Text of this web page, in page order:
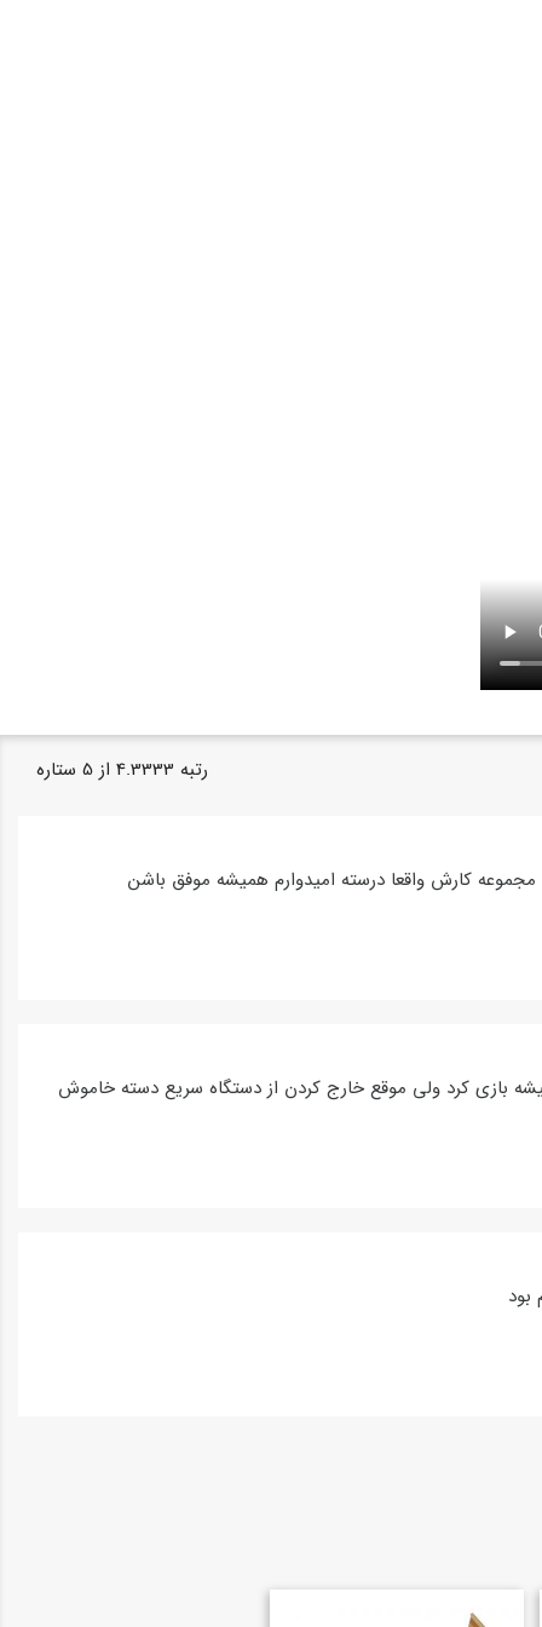
رتبه 4.3333 از 5 ستاره
کارش واقعا درسته امیدوارم همیشه موفق باشن
بازی کرد ولی موقع خارج کردن از دستگاه سریع دسته خاموش
بود